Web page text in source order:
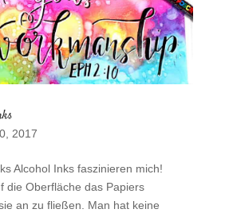
2017
Alcohol Inks faszinieren mich!
die Oberfläche das Papiers
an zu fließen. Man hat keine